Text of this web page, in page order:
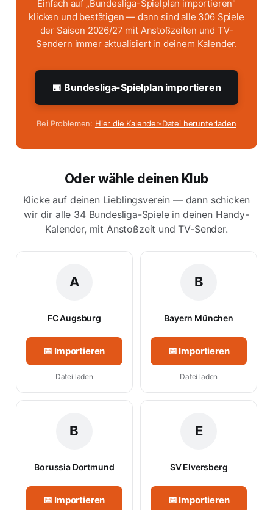
Einfach auf „Bundesliga-Spielplan importieren"
klicken und bestätigen — dann sind alle 306 Spiele
der Saison 2026/27 mit Anstoßzeiten und TV-
Sendern immer aktualisiert in deinem Kalender.
📅 Bundesliga-Spielplan importieren
Bei Problemen: Hier die Kalender-Datei herunterladen
Oder wähle deinen Klub
Klicke auf deinen Lieblingsverein — dann schicken
wir dir alle 34 Bundesliga-Spiele in deinen Handy-
Kalender, mit Anstoßzeit und TV-Sender.
A
FC Augsburg
📅 Importieren
Datei laden
B
Bayern München
📅 Importieren
Datei laden
B
Borussia Dortmund
📅 Importieren
E
SV Elversberg
📅 Importieren